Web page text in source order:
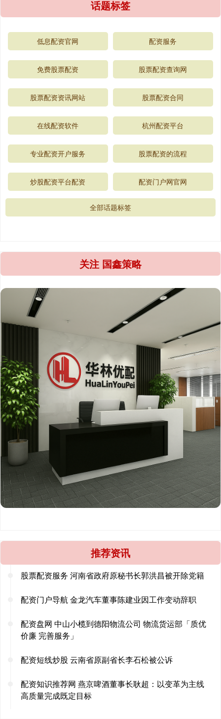
话题标签
低息配资官网 配资服务
免费股票配资 股票配资查询网
股票配资资讯网站 股票配资合同
在线配资软件 杭州配资平台
专业配资开户服务 股票配资的流程
炒股配资平台配资 配资门户网官网
全部话题标签
关注 国鑫策略
推荐资讯
股票配资服务 河南省政府原秘书长郭洪昌被开除党籍
配资门户导航 金龙汽车董事陈建业因工作变动辞职
配资盘网 中山小榄到德阳物流公司 物流货运部「质优
价廉 完善服务」
配资短线炒股 云南省原副省长李石松被公诉
配资知识推荐网 燕京啤酒董事长耿超：以变革为主线
高质量完成既定目标